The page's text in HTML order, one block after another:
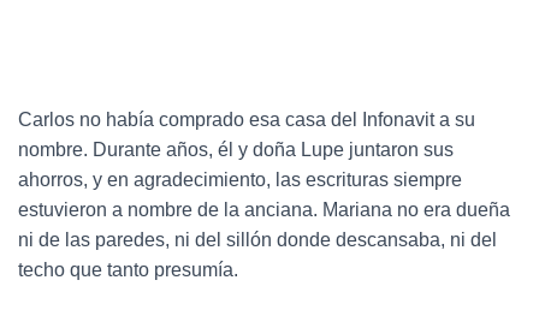
Carlos no había comprado esa casa del Infonavit a su
nombre. Durante años, él y doña Lupe juntaron sus
ahorros, y en agradecimiento, las escrituras siempre
estuvieron a nombre de la anciana. Mariana no era dueña
ni de las paredes, ni del sillón donde descansaba, ni del
techo que tanto presumía.